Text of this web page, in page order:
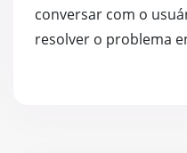
conversar com o
resolver o problema